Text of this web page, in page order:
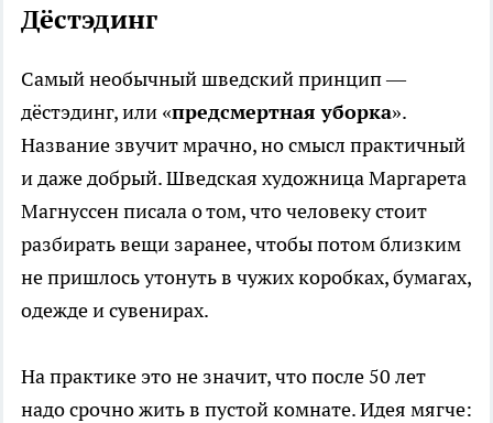
Дёстэдинг
Самый необычный шведский принцип —
дёстэдинг, или «предсмертная уборка».
Название звучит мрачно, но смысл практичный
и даже добрый. Шведская художница Маргарета
Магнуссен писала о том, что человеку стоит
разбирать вещи заранее, чтобы потом близким
не пришлось утонуть в чужих коробках, бумагах,
одежде и сувенирах.
На практике это не значит, что после 50 лет
надо срочно жить в пустой комнате. Идея мягче: